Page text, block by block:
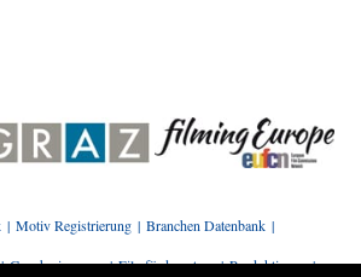
Motiv Registrierung Branchen Datenbank
Genehmigungen Filmförderantrag Produktionen